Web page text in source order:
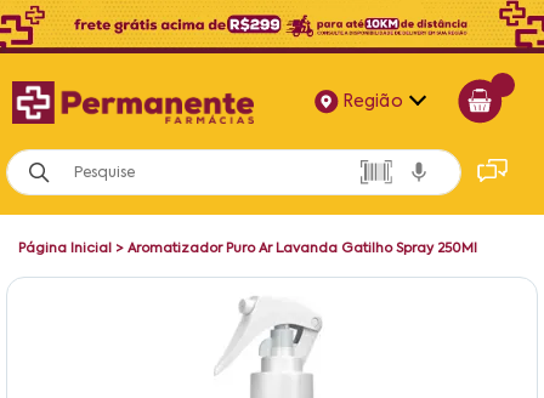
Região
Alagoas
Bahia
Página Inicial > Aromatizador Puro Ar Lavanda Gatilho Spray 250Ml